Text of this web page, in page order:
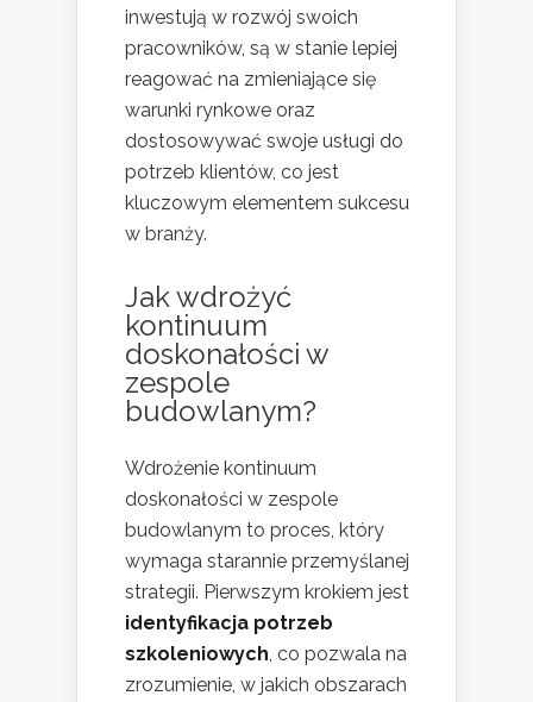
inwestują w rozwój swoich
pracowników, są w stanie lepiej
reagować na zmieniające się
warunki rynkowe oraz
dostosowywać swoje usługi do
potrzeb klientów, co jest
kluczowym elementem sukcesu
w branży.
Jak wdrożyć
kontinuum
doskonałości w
zespole
budowlanym?
Wdrożenie kontinuum
doskonałości w zespole
budowlanym to proces, który
wymaga starannie przemyślanej
strategii. Pierwszym krokiem jest
identyfikacja potrzeb
szkoleniowych , co pozwala na
zrozumienie, w jakich obszarach